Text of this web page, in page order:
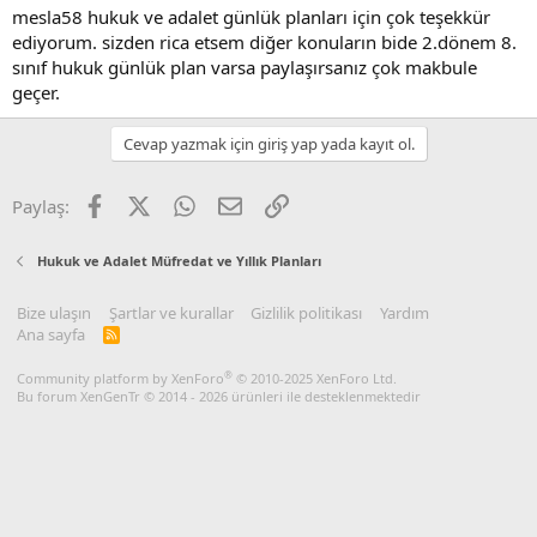
mesla58 hukuk ve adalet günlük planları için çok teşekkür
ediyorum. sizden rica etsem diğer konuların bide 2.dönem 8.
sınıf hukuk günlük plan varsa paylaşırsanız çok makbule
geçer.
Cevap yazmak için giriş yap yada kayıt ol.
Paylaş: Facebook WhatsApp
E-postaLink
Hukuk ve Adalet Müfredat ve Yıllık Planları
Bize ulaşın Şartlar ve kurallar Gizlilik politikası
Yardım
Ana sayfa
R
Community platform by XenForo® © 2010-2025 XenForo Ltd.
Bu forum XenGenTr © 2014 - 2026 ürünleri ile desteklenmektedir